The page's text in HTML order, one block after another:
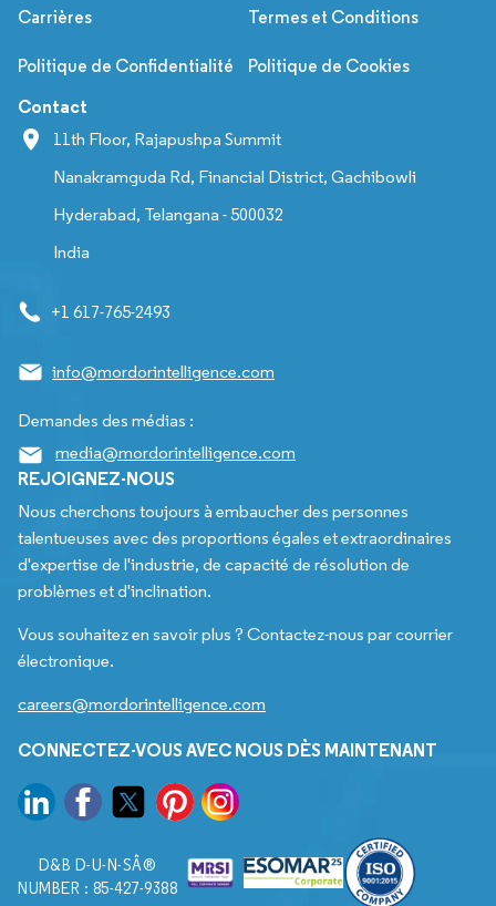
Carrières Termes et Conditions
Politique de Confidentialité Politique de Cookies
Contact
11th Floor, Rajapushpa Summit
Nanakramguda Rd, Financial District, Gachibowli
Hyderabad, Telangana - 500032
India
+1 617-765-2493
info@mordorintelligence.com
Demandes des médias :
media@mordorintelligence.com
REJOIGNEZ-NOUS
Nous cherchons toujours à embaucher des personnes
talentueuses avec des proportions égales et extraordinaires
d'expertise de l'industrie, de capacité de résolution de
problèmes et d'inclination.
Vous souhaitez en savoir plus ? Contactez-nous par courrier
électronique.
careers@mordorintelligence.com
CONNECTEZ-VOUS AVEC NOUS DÈS MAINTENANT
D&B D-U-N-SÂ®
NUMBER : 85-427-9388